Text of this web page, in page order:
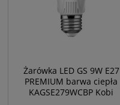
Żarówka LED GS 9W E27
PREMIUM barwa ciepła
KAGSE279WCBP Kobi